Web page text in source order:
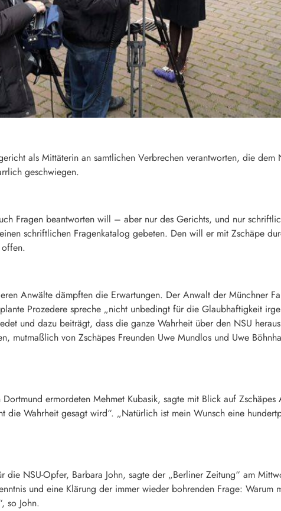
als Mittäterin an samtlichen Verbrechen verantworten, die dem
geschwiegen.
Fragen beantworten will – aber nur des Gerichts, und nur
schriftlichen Fragenkatalog gebeten. Den will er mit Zschäpe
Anwälte dämpften die Erwartungen. Der Anwalt der Münchner
Prozedere spreche „nicht unbedingt für die Glaubhaftigkeit
und dazu beiträgt, dass die ganze Wahrheit über den NSU
mutmaßlich von Zschäpes Freunden Uwe Mundlos und Uwe
ermordeten Mehmet Kubasik, sagte mit Blick auf
Wahrheit gesagt wird“. „Natürlich ist mein Wunsch eine
die NSU-Opfer, Barbara John, sagte der „Berliner Zeitung“ am
und eine Klärung der immer wieder bohrenden Frage: Warum
so John.